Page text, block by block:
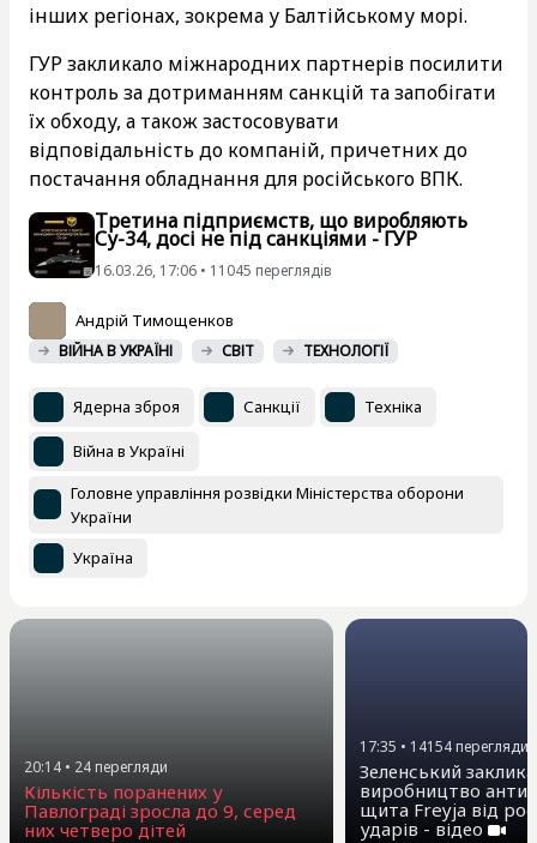
інших регіонах, зокрема у Балтійському морі.
ГУР закликало міжнародних партнерів посилити
контроль за дотриманням санкцій та запобігати
їх обходу, а також застосовувати
відповідальність до компаній, причетних до
постачання обладнання для російського ВПК.
Третина підприємств, що виробляють
Су-34, досі не під санкціями - ГУР
16.03.26, 17:06 • 11045 переглядiв
Андрій Тимощенков
ВІЙНА В УКРАЇНІ СВІТ ТЕХНОЛОГІЇ
Ядерна зброя Санкції Техніка
Війна в Україні
Головне управління розвідки Міністерства оборони
України
Україна
20:14 • 24 перегляди
Кількість поранених у
Павлограді зросла до 9, серед
них четверо дітей
17:35 • 14154перегляди
Зеленський
виробництво
щита Freyja від
ударів - відео